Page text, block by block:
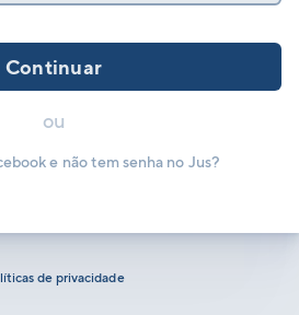
Continuar
ou
e não tem senha no Jus?
de privacidade